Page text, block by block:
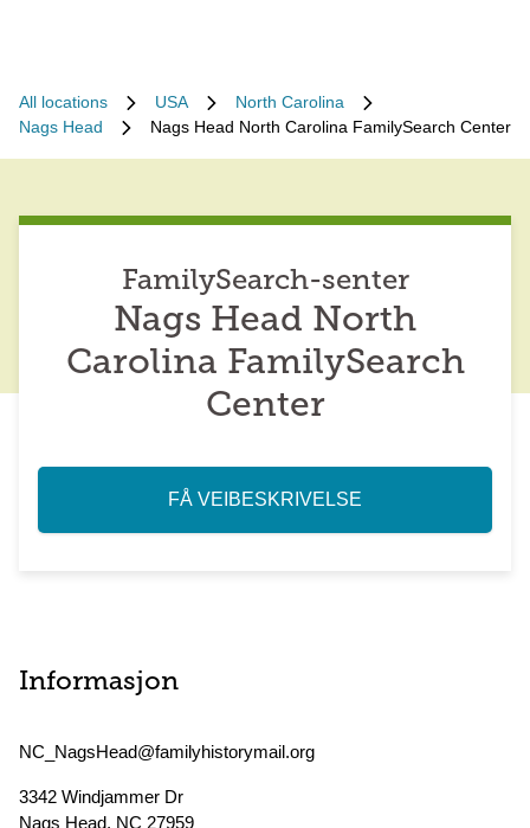
All locations USA
North Carolina
Nags Head
Nags Head North Carolina FamilySearch Center
FamilySearch-senter
Nags Head North
Carolina FamilySearch
Center
FÅ VEIBESKRIVELSE
Informasjon
NC_NagsHead@familyhistorymail.org
3342 Windjammer Dr
Nags Head, NC 27959